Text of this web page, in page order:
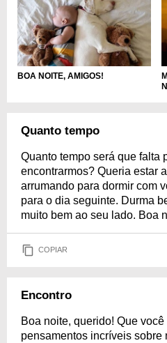
BOA NOITE, AMIGOS!
Quanto tempo
Quanto tempo será que falta
encontrarmos? Queria estar
arrumando para dormir com
para o dia seguinte. Durma
muito bem ao seu lado. Boa
COPIAR
Encontro
Boa noite, querido! Que
pensamentos incríveis sobre